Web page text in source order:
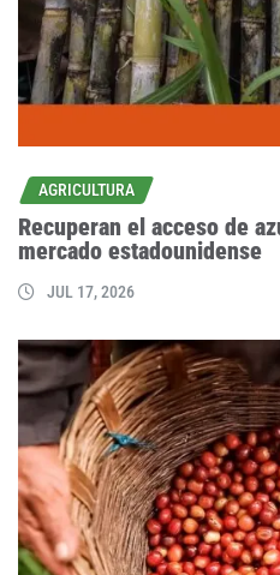
AGRICULTURA
Recuperan el acceso de
mercado estadounidense
JUL 17, 2026